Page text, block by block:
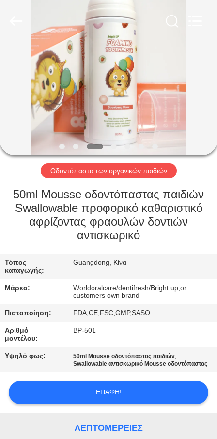
ΣΠΊΤΙ
ΠΡΟΪΌΝΤΑ
ΒΊΝΤΕΟ
ΠΕΡΊΠΟΥ
ΕΜΕΊΣ
ΓΎΡΟΣ
ΕΡΓΟΣΤΑΣΊΩΝ
ΜΑΣ
ΣΕ
ΕΠΑΦΉ
ΜΕ
ΖΗΤΉΣΤΕ
ΈΝΑ
ΑΠΌΣΠΑΣΜΑ
Οδοντόπαστα των οργανικών παιδιών
50ml Mousse οδοντόπαστας παιδιών
Swallowable προφορικό καθαριστικό
αφρίζοντας φραουλών δοντιών
αντισκωρικό
Τόπος
καταγωγής:
Guangdong, Κίνα
Μάρκα:
Worldoralcare/dentifresh/Bright up,or
customers own brand
Πιστοποίηση: FDA,CE,FSC,GMP,SASO...
Αριθμό
μοντέλου:
BP-501
Υψηλό φως: 50ml Mousse οδοντόπαστας παιδιών,
Swallowable αντισκωρικό Mousse οδοντόπαστας
ΕΠΑΦΉ!
ΛΕΠΤΟΜΈΡΕΙΕΣ